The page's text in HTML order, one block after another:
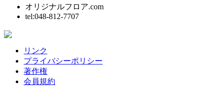
オリジナルフロア.com
tel:048-812-7707
リンク
プライバシーポリシー
著作権
会員規約